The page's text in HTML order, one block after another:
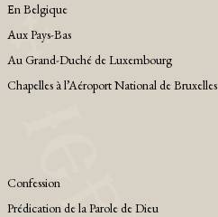
Εn Belgique
Αux Pays-Bas
Au Grand-Duché de Luxembourg
Chapelles à l’Aéroport National de Bruxelles
Confession
Prédication de la Parole de Dieu